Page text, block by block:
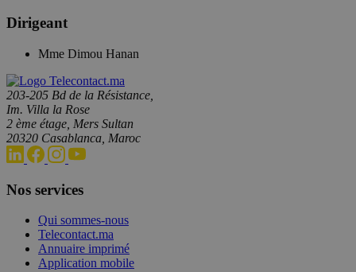
Dirigeant
Mme Dimou Hanan
203-205 Bd de la Résistance,
Im. Villa la Rose
2 ème étage, Mers Sultan
20320 Casablanca, Maroc
Nos services
Qui sommes-nous
Telecontact.ma
Annuaire imprimé
Application mobile